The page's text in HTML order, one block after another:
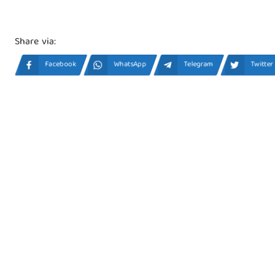
Share via:
Facebook WhatsApp Telegram Twitter